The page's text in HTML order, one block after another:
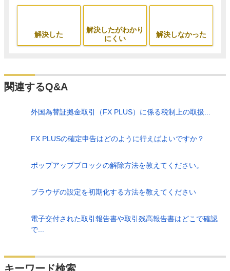
解決した
解決したがわかり
にくい
解決しなかった
関連するQ&A
外国為替証拠金取引（FX PLUS）に係る税制上の取扱...
FX PLUSの確定申告はどのように行えばよいですか？
ポップアップブロックの解除方法を教えてください。
ブラウザの設定を初期化する方法を教えてください
電子交付された取引報告書や取引残高報告書はどこで確認
で...
キーワード検索